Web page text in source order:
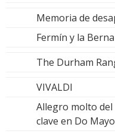
Memoria de
Fermín y la
The Durham
VIVALDI
Allegro molto del
clave en Do